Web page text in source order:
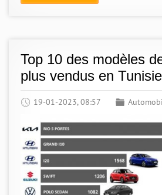
Top 10 des modèles
plus vendus en
19-01-2023, 08:57